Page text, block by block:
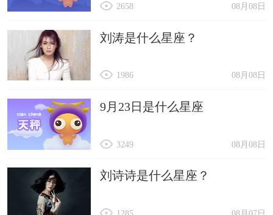
08月08日
2658
刘涛是什么星座？
08月08日
1986
9月23日是什么星座
08月08日
3249
刘诗诗是什么星座？